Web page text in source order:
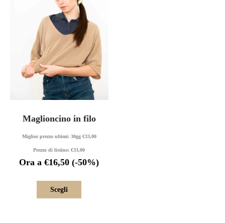
Maglioncino in filo
Miglior prezzo ultimi: 30gg €33,00
Prezzo di listino:€33,00
Ora a €16,50 (-50%)
Scegli